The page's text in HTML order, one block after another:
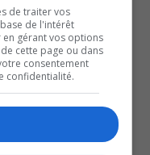
des Sénateurs
une bonne cause
professionnelle
du Grand ménage
X
de traiter vos
de l'intérêt
gérant vos options
cette page ou dans
consentement
confidentialité.